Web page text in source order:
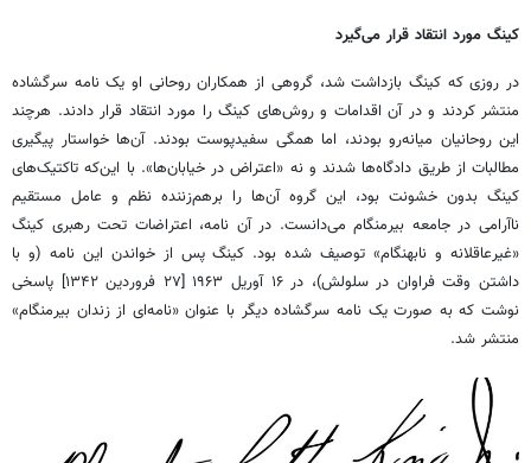
کینگ مورد انتقاد قرار می‌گیرد
در روزی که کینگ بازداشت شد، گروهی از همکاران روحانی او یک نامه سرگشاده
منتشر کردند و در آن اقدامات و روش‌های کینگ را مورد انتقاد قرار دادند. هرچند
این روحانیان میانه‌رو بودند، اما همگی سفیدپوست بودند. آن‌ها خواستار پیگیری
مطالبات از طریق دادگاه‌ها شدند و نه «اعتراض در خیابان‌ها». با این‌که تاکتیک‌های
کینگ بدون خشونت بود، این گروه آن‌ها را برهم‌زننده نظم و عامل مستقیم
ناآرامی در جامعه بیرمنگام می‌دانست. در آن نامه، اعتراضات تحت رهبری کینگ
«غیرعاقلانه و نابهنگام» توصیف شده بود. کینگ پس از خواندن این نامه (و با
داشتن وقت فراوان در سلولش)، در ۱۶ آوریل ۱۹۶۳ [۲۷ فروردین ۱۳۴۲] پاسخی
نوشت که به صورت یک نامه سرگشاده دیگر با عنوان «نامه‌ای از زندان بیرمنگام»
منتشر شد.